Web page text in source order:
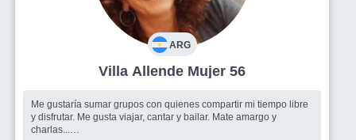
ARG
Villa Allende Mujer 56
Me gustaría sumar grupos con quienes compartir mi tiempo libre
y disfrutar. Me gusta viajar, cantar y bailar. Mate amargo y
charlas...